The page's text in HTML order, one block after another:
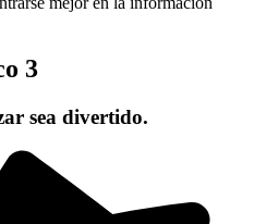
3
sea divertido.